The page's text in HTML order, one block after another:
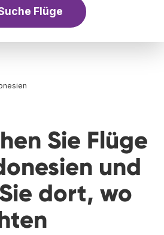
Flüge
Sie Flüge
und
dort, wo